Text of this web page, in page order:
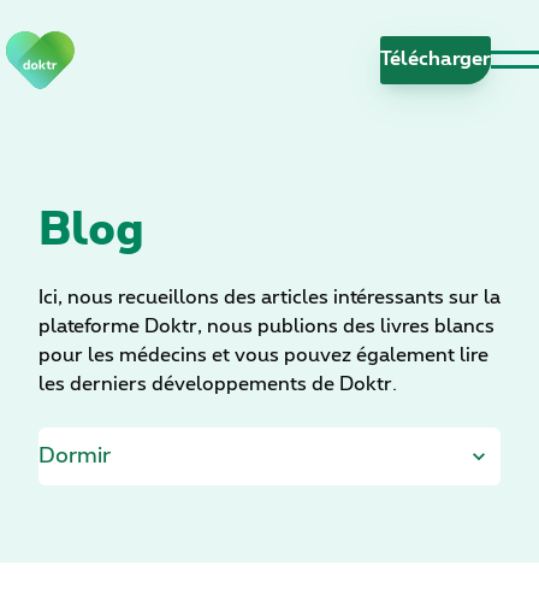
a
Blog
Ici, nous recueillons des articles intéressants sur la
plateforme Doktr, nous publions des livres blancs
pour les médecins et vous pouvez également lire
les derniers développements de Doktr.